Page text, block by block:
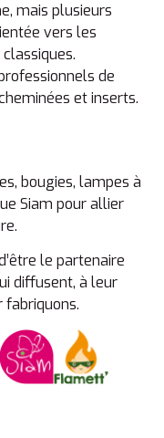
mais plusieurs
vers les
de
et inserts.
bougies, lampes à
Siam pour allier
le partenaire
diffusent, à leur
fabriquons.